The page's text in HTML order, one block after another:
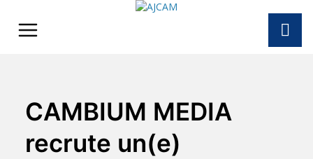
content
CAMBIUM MEDIA
recrute un(e)